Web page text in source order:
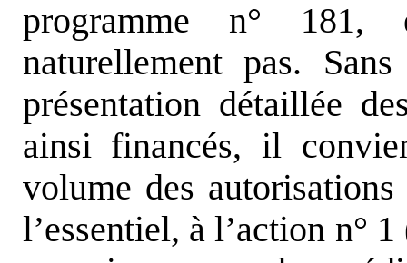
programme n° 181,
naturellement pas.
présentation détaillée
ainsi financés, il
volume des
l’essentiel, à l’action n°